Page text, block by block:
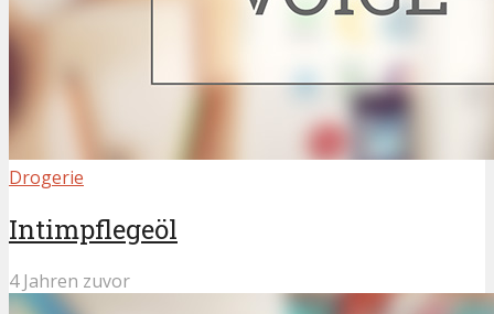
Drogerie
Intimpflegeöl
4 Jahren zuvor